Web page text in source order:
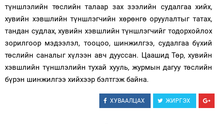
түншлэлийн төслийн талаар зах зээлийн судалгаа хийх,
хувийн хэвшлийн түншлэгчийн хөрөнгө оруулалтыг татах,
тандан судлах, хувийн хэвшлийн түншлэгчийг тодорхойлох
зорилгоор мэдээлэл, тооцоо, шинжилгээ, судалгаа бүхий
төслийн саналыг хүлээн авч дууссан. Цаашид Төр, хувийн
хэвшлийн түншлэлийн тухай хууль, журмын дагуу төслийн
бүрэн шинжилгээ хийхээр бэлтгэж байна.
ХУВААЛЦАХ ЖИРГЭХ